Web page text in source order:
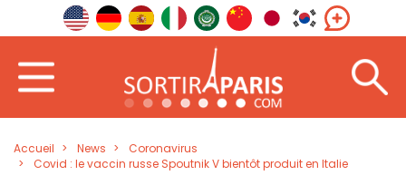
Accueil News
Coronavirus
Covid : le vaccin russe Spoutnik V bientôt produit en Italie